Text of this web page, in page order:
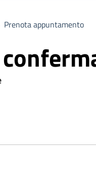
Prenota appuntamento